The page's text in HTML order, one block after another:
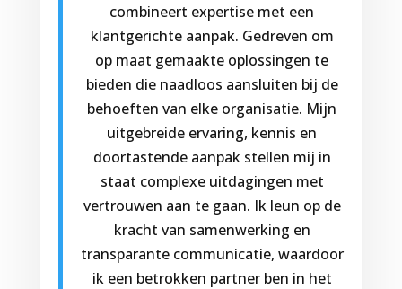
combineert expertise met een
klantgerichte aanpak. Gedreven om
op maat gemaakte oplossingen te
bieden die naadloos aansluiten bij de
behoeften van elke organisatie. Mijn
uitgebreide ervaring, kennis en
doortastende aanpak stellen mij in
staat complexe uitdagingen met
vertrouwen aan te gaan. Ik leun op de
kracht van samenwerking en
transparante communicatie, waardoor
ik een betrokken partner ben in het